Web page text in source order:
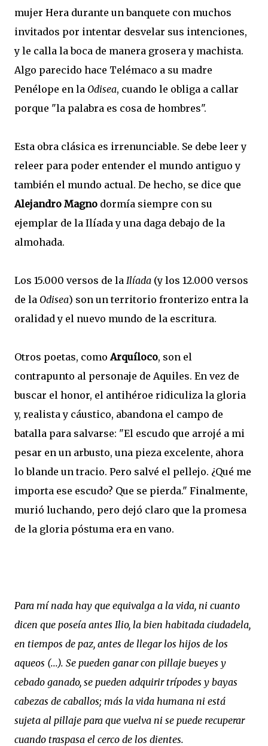
mujer Hera durante un banquete con muchos
invitados por intentar desvelar sus intenciones,
y le calla la boca de manera grosera y machista.
Algo parecido hace Telémaco a su madre
Penélope en la Odisea, cuando le obliga a callar
porque "la palabra es cosa de hombres".
Esta obra clásica es irrenunciable. Se debe leer y
releer para poder entender el mundo antiguo y
también el mundo actual. De hecho, se dice que
Alejandro Magno dormía siempre con su
ejemplar de la Ilíada y una daga debajo de la
almohada.
Los 15.000 versos de la Ilíada (y los 12.000 versos
de la Odisea) son un territorio fronterizo entra la
oralidad y el nuevo mundo de la escritura.
Otros poetas, comoArquíloco, son el
contrapunto al personaje de Aquiles. En vez de
buscar el honor, el antihéroe ridiculiza la gloria
y, realista y cáustico, abandona el campo de
batalla para salvarse: "El escudo que arrojé a mi
pesar en un arbusto, una pieza excelente, ahora
lo blande un tracio. Pero salvé el pellejo. ¿Qué me
importa ese escudo? Que se pierda." Finalmente,
murió luchando, pero dejó claro que la promesa
de la gloria póstuma era en vano.
Para mí nada hay que equivalga a la vida, ni cuanto
dicen que poseía antes Ilio, la bien habitada ciudadela,
en tiempos de paz, antes de llegar los hijos de los
aqueos (...). Se pueden ganar con pillaje bueyes y
cebado ganado, se pueden adquirir trípodes y bayas
cabezas de caballos; más la vida humana ni está
sujeta al pillaje para que vuelva ni se puede recuperar
cuando traspasa el cerco de los dientes.